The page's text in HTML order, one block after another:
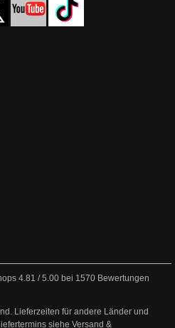
4.81 /5.00 bei 1570 Bewertungen
Lieferzeiten für andere Länder und
siehe Versand &